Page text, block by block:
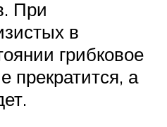
При
в
грибковое
прекратится, а